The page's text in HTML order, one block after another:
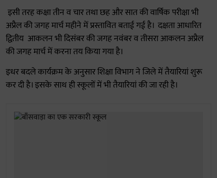
इसी तरह कक्षा तीन व चार तथा छह और सात की वार्षिक परीक्षा भी
अप्रैल की जगह मार्च महीने में प्रस्तावित बताई गई है। दक्षता आधारित
द्वितीय आकलन भी दिसंबर की जगह नवंबर व तीसरा आकलन अप्रैल
की जगह मार्च में करना तय किया गया है।
इधर बदले कार्यक्रम के अनुसार शिक्षा विभाग ने जिले में तैयारियां शुरू
कर दी है। इसके साथ ही स्कूलों में भी तैयारियां की जा रही है।